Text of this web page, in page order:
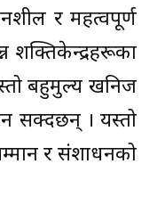
र महत्वपूर्ण
शक्तिकेन्द्रहरूका
बहुमुल्य खनिज
सक्दछन् । यस्तो
र संशाधनको